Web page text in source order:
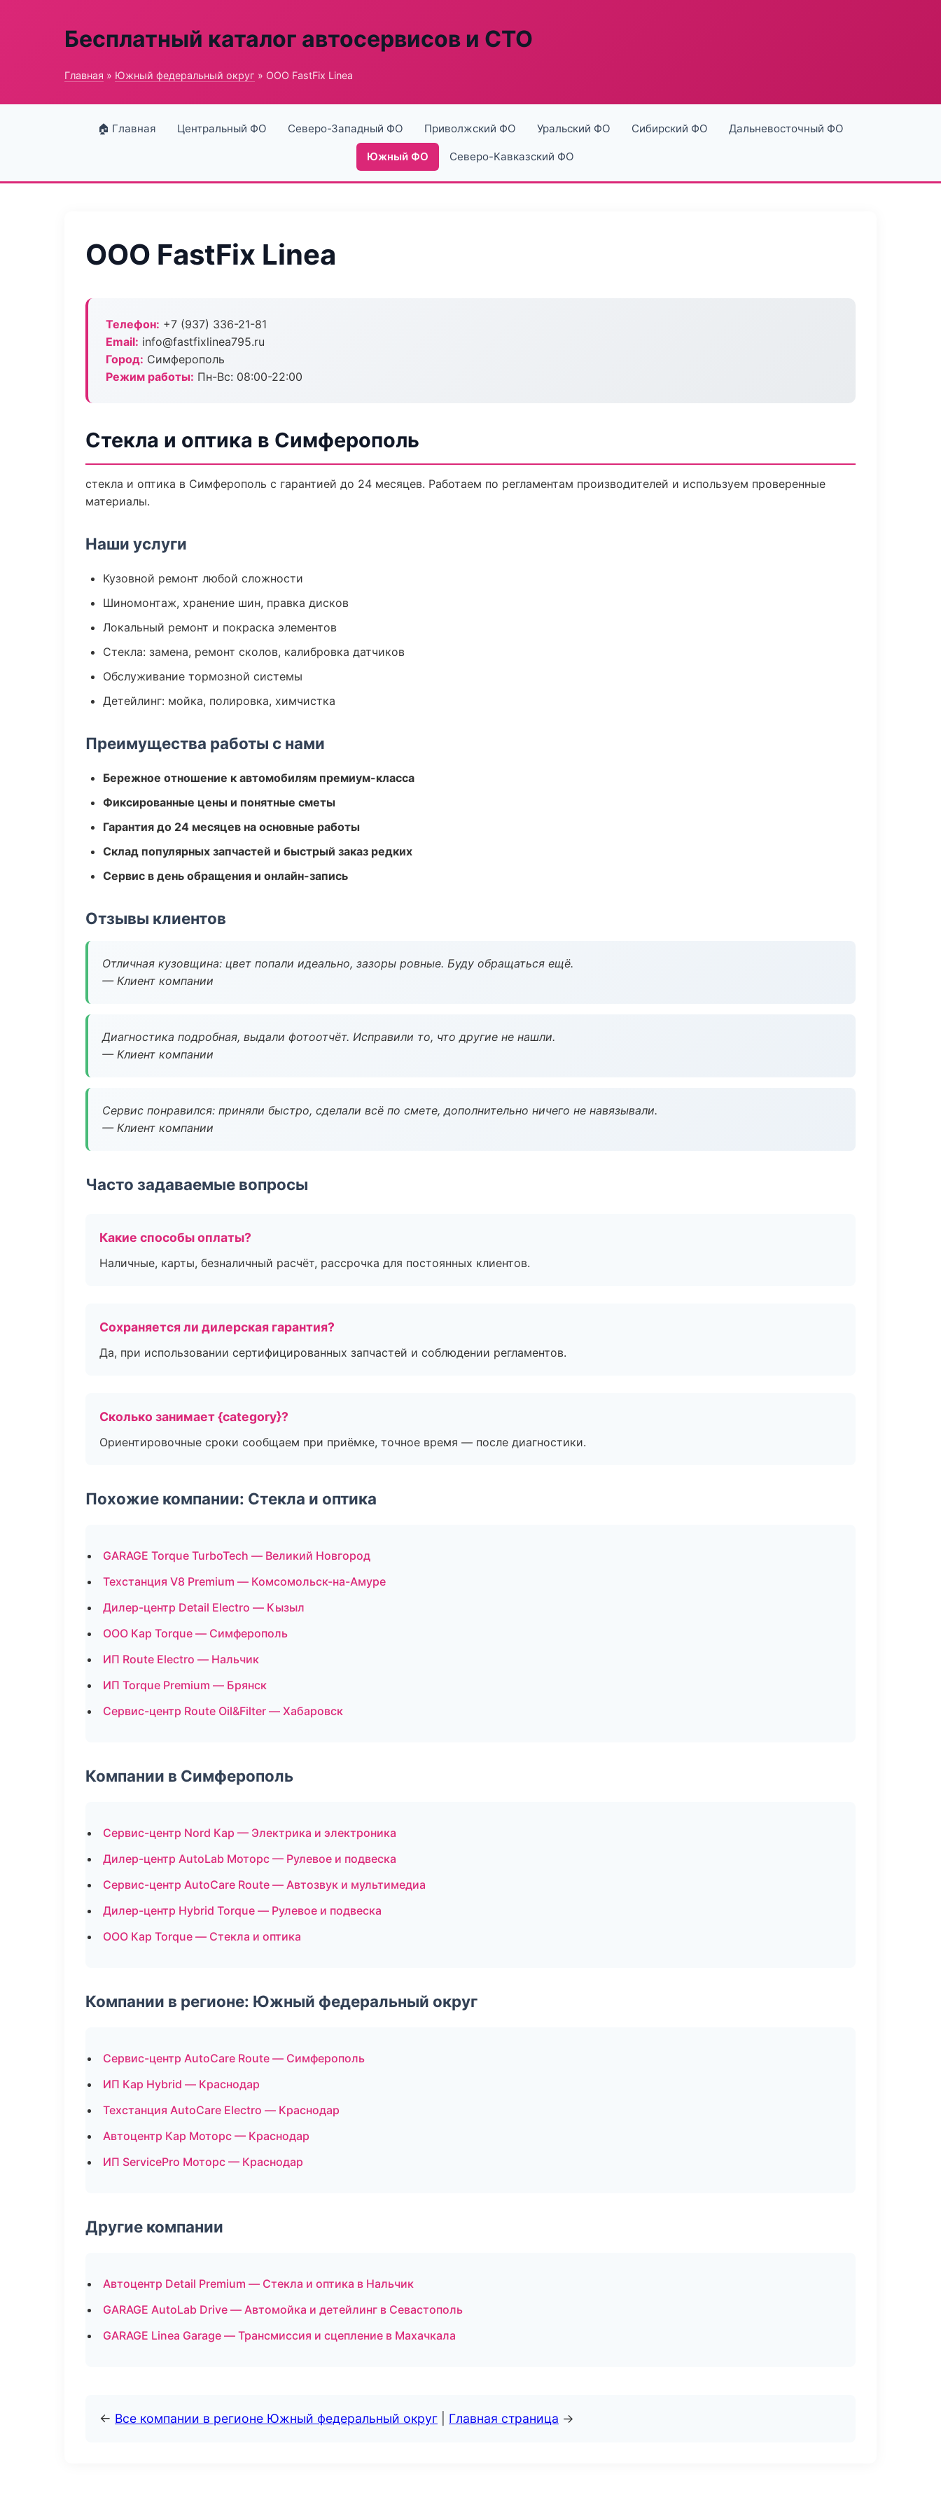
Бесплатный каталог автосервисов и СТО
Главная » Южный федеральный округ » ООО FastFix Linea
🏠 Главная Центральный ФО Северо-Западный ФО Приволжский ФО Уральский ФО Сибирский ФО Дальневосточный ФО
Южный ФО Северо-Кавказский ФО
ООО FastFix Linea
Телефон: +7 (937) 336-21-81
Email: info@fastfixlinea795.ru
Город: Симферополь
Режим работы: Пн-Вс: 08:00-22:00
Стекла и оптика в Симферополь
стекла и оптика в Симферополь с гарантией до 24 месяцев. Работаем по регламентам производителей и используем проверенные
материалы.
Наши услуги
Кузовной ремонт любой сложности
Шиномонтаж, хранение шин, правка дисков
Локальный ремонт и покраска элементов
Стекла: замена, ремонт сколов, калибровка датчиков
Обслуживание тормозной системы
Детейлинг: мойка, полировка, химчистка
Преимущества работы с нами
Бережное отношение к автомобилям премиум-класса
Фиксированные цены и понятные сметы
Гарантия до 24 месяцев на основные работы
Склад популярных запчастей и быстрый заказ редких
Сервис в день обращения и онлайн-запись
Отзывы клиентов
Отличная кузовщина: цвет попали идеально, зазоры ровные. Буду обращаться ещё.
— Клиент компании
Диагностика подробная, выдали фотоотчёт. Исправили то, что другие не нашли.
— Клиент компании
Сервис понравился: приняли быстро, сделали всё по смете, дополнительно ничего не навязывали.
— Клиент компании
Часто задаваемые вопросы
Какие способы оплаты?
Наличные, карты, безналичный расчёт, рассрочка для постоянных клиентов.
Сохраняется ли дилерская гарантия?
Да, при использовании сертифицированных запчастей и соблюдении регламентов.
Сколько занимает {category}?
Ориентировочные сроки сообщаем при приёмке, точное время — после диагностики.
Похожие компании: Стекла и оптика
GARAGE Torque TurboTech — Великий Новгород
Техстанция V8 Premium — Комсомольск-на-Амуре
Дилер-центр Detail Electro — Кызыл
ООО Кар Torque — Симферополь
ИП Route Electro — Нальчик
ИП Torque Premium — Брянск
Сервис-центр Route Oil&Filter — Хабаровск
Компании в Симферополь
Сервис-центр Nord Кар — Электрика и электроника
Дилер-центр AutoLab Моторс — Рулевое и подвеска
Сервис-центр AutoCare Route — Автозвук и мультимедиа
Дилер-центр Hybrid Torque — Рулевое и подвеска
ООО Кар Torque — Стекла и оптика
Компании в регионе: Южный федеральный округ
Сервис-центр AutoCare Route — Симферополь
ИП Кар Hybrid — Краснодар
Техстанция AutoCare Electro — Краснодар
Автоцентр Кар Моторс — Краснодар
ИП ServicePro Моторс — Краснодар
Другие компании
Автоцентр Detail Premium — Стекла и оптика в Нальчик
GARAGE AutoLab Drive — Автомойка и детейлинг в Севастополь
GARAGE Linea Garage — Трансмиссия и сцепление в Махачкала
← Все компании в регионе Южный федеральный округ Главная страница →